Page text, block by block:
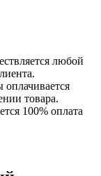
любой
оплачивается
товара.
100% оплата